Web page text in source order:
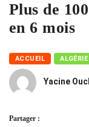
Plus de
en 6 mois
ACCUEIL ALGÉRIE
Yacine
Partager :